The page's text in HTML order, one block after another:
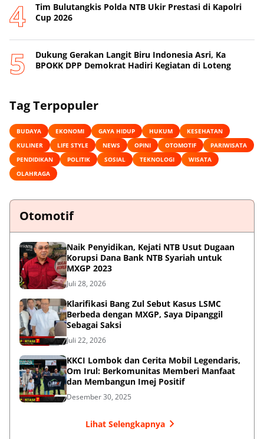
Tim Bulutangkis Polda NTB Ukir Prestasi di Kapolri
Cup 2026
Dukung Gerakan Langit Biru Indonesia Asri, Ka
BPOKK DPP Demokrat Hadiri Kegiatan di Loteng
Tag Terpopuler
BUDAYA EKONOMI GAYA HIDUP HUKUM
KESEHATAN
KULINER
LIFE STYLE NEWS OPINI OTOMOTIF
PARIWISATA
PENDIDIKAN
POLITIK SOSIAL TEKNOLOGI
WISATA
OLAHRAGA
Otomotif
Naik Penyidikan, Kejati NTB Usut Dugaan
Korupsi Dana Bank NTB Syariah untuk
MXGP 2023
Juli 28, 2026
Klarifikasi Bang Zul Sebut Kasus LSMC
Berbeda dengan MXGP, Saya Dipanggil
Sebagai Saksi
Juli 22, 2026
KKCI Lombok dan Cerita Mobil Legendaris,
Om Irul: Berkomunitas Memberi Manfaat
dan Membangun Imej Positif
Desember 30, 2025
Lihat Selengkapnya